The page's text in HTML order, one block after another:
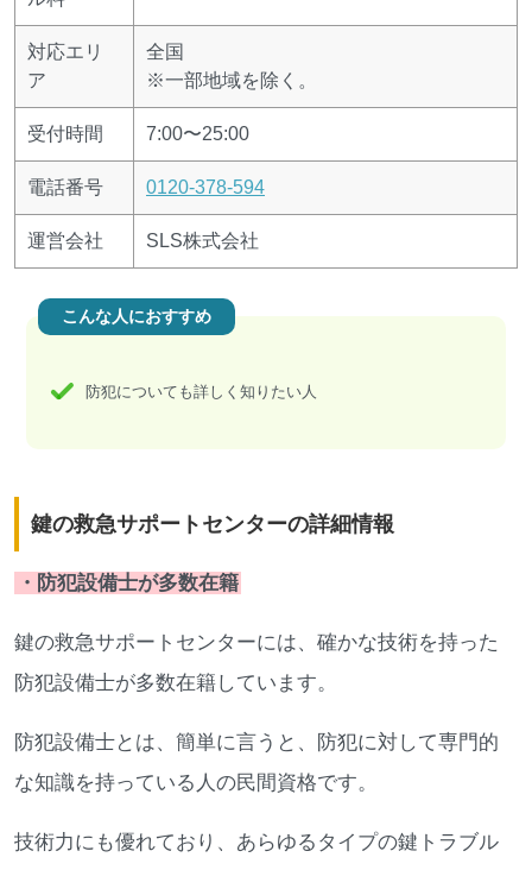
対応エリ
ア
全国
※一部地域を除く。
受付時間 7:00〜25:00
電話番号 0120-378-594
運営会社 SLS株式会社
こんな人におすすめ
防犯についても詳しく知りたい人
鍵の救急サポートセンターの詳細情報
・防犯設備士が多数在籍
鍵の救急サポートセンターには、確かな技術を持った
防犯設備士が多数在籍しています。
防犯設備士とは、簡単に言うと、防犯に対して専門的
な知識を持っている人の民間資格です。
技術力にも優れており、あらゆるタイプの鍵トラブル